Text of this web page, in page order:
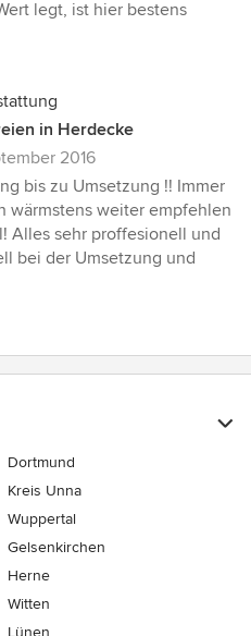
legt, ist hier bestens
in Herdecke
2016
bis zu Umsetzung !! Immer
wärmstens weiter empfehlen
Alles sehr proffesionell und
bei der Umsetzung und
Dortmund
Kreis Unna
Wuppertal
Gelsenkirchen
Herne
Witten
Lünen